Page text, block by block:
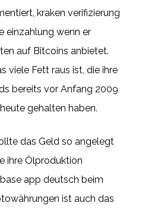
kraken verifizierung
einzahlung wenn er
auf Bitcoins anbietet.
viele Fett raus ist, die ihre
bereits vor Anfang 2009
gehalten haben.
das Geld so angelegt
ihre Ölproduktion
app deutsch beim
ist auch das